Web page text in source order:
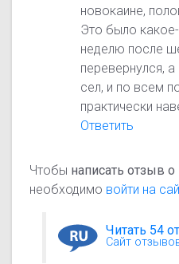
новокаине,
Это было
неделю после
перевернулся,
сел, и по всем
практически
Ответить
Чтобы написать отзыв о
необходимо войти на
Читать 54
Сайт